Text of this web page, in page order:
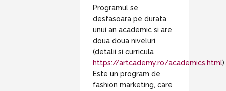
Programul se
desfasoara pe durata
unui an academic si are
doua doua niveluri
(detalii si curricula
https://artcademy.ro/academics.html).
Este un program de
fashion marketing, care